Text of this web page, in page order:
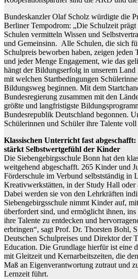
Bundeskanzler Olaf Scholz würdigte die
Berliner Tempodrom: „Die Schulzeit
Schulen vermitteln Wissen und
und Gemeinsinn. Alle Schulen, die sich
Schulpreis beworben haben, zeigen jeden
und jeder Menge Engagement, wie das
hängt der Bildungserfolg in unserem
mit welchen Startbedingungen
Bildungsweg beginnen. Mit dem
Bundesregierung zusammen mit den
größte und langfristigste
Bundesrepublik Deutschland begonnen.
Schülerinnen und Schüler ihre Talente
Klassischen Unterricht fast
stärkt Selbstwertgefühl der Kinder
Die Siebengebirgsschule Bonn hat den
weitgehend abgeschafft. 265 Kinder und
Förderschule im Verbund selbstständig in
Kreativwerkstätten, in der Study Hall oder
Dabei werden sie von den Lehrkräften
Siebengebirgsschule nimmt Kinder auf,
überfordert sind, und ermöglicht ihnen,
ihre Talente zu entdecken und
erbringen“, sagt Prof. Dr. Thorsten Bohl,
Deutschen Schulpreises und Direktor der
Education. Die Grundlage hierfür ist eine
mit Gleitzeit und Kernarbeitszeiten, die
Maß an Eigenverantwortung zutraut und
Lernzeit führt.